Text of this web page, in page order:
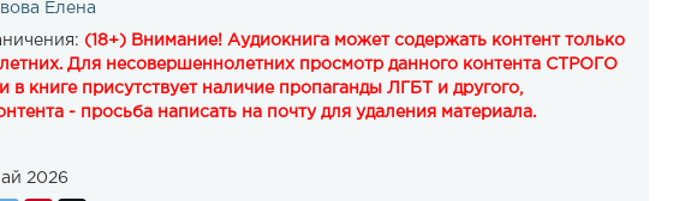
Елена
(18+) Внимание! Аудиокнига может содержать контент только
Для несовершеннолетних просмотр данного контента СТРОГО
книге присутствует наличие пропаганды ЛГБТ и другого,
- просьба написать на почту для удаления материала.
2026